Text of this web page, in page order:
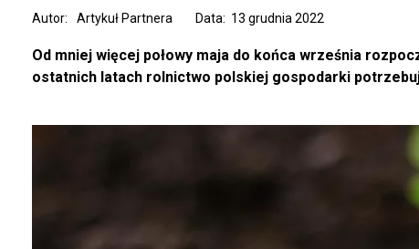
Data: 13 grudnia 2022
Autor: Artykuł Partnera
Od mniej więcej połowy maja do końca września
ostatnich latach rolnictwo polskiej gospodarki